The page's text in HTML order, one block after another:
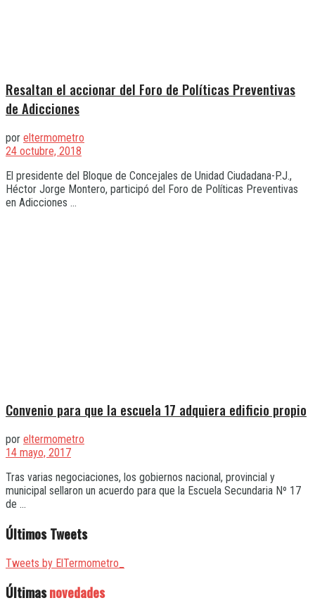
Resaltan el accionar del Foro de Políticas Preventivas
de Adicciones
por eltermometro
24 octubre, 2018
El presidente del Bloque de Concejales de Unidad Ciudadana-P.J.,
Héctor Jorge Montero, participó del Foro de Políticas Preventivas
en Adicciones ...
Convenio para que la escuela 17 adquiera edificio propio
por eltermometro
14 mayo, 2017
Tras varias negociaciones, los gobiernos nacional, provincial y
municipal sellaron un acuerdo para que la Escuela Secundaria Nº 17
de ...
Últimos Tweets
Tweets by ElTermometro_
Últimasnovedades